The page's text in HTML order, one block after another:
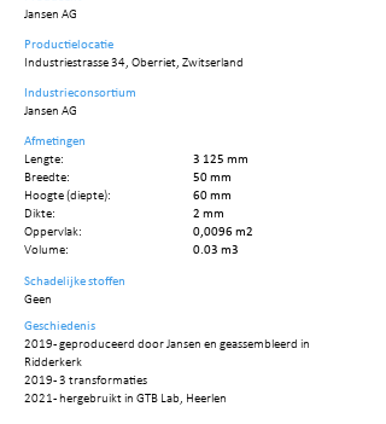
Jansen AG
Productielocatie
Industriestrasse 34, Oberriet, Zwitserland
Industrieconsortium
Jansen AG
Afmetingen
Lengte:
3 125 mm
Breedte:
50 mm
Hoogte (diepte):
60 mm
Dikte:
2 mm
Oppervlak:
0,0096 m2
Volume:
0.03 m3
Schadelijke stoffen
Geen
Geschiedenis
2019 - geproduceerd door Jansen en geassembleerd in
Ridderkerk
2019 - 3 transformaties
2021 - hergebruikt in GTB Lab, Heerlen